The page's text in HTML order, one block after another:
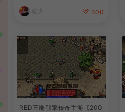
波少 300
RED三端引擎传奇手游【200